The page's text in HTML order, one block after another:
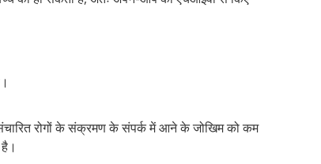
रोगों के संक्रमण के संपर्क में आने के जोखिम को कम